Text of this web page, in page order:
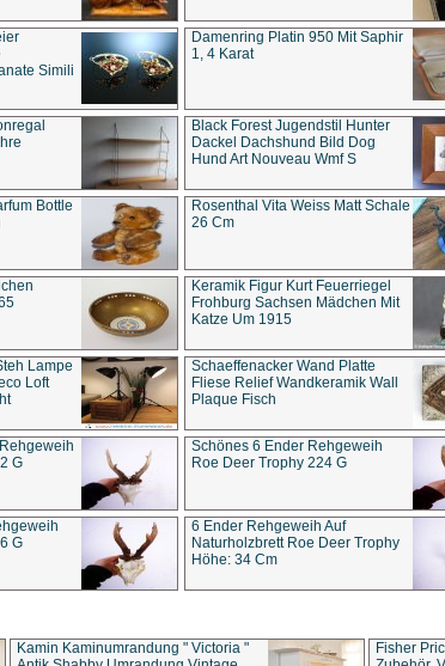
Simili
Damenring Platin 950 Mit Saphir
1, 4 Karat
Black Forest Jugendstil Hunter
Dackel Dachshund Bild Dog
Hund Art Nouveau Wmf S
Bottle
Rosenthal Vita Weiss Matt Schale
26 Cm
Keramik Figur Kurt Feuerriegel
Frohburg Sachsen Mädchen Mit
Katze Um 1915
Lampe
Loft
Schaeffenacker Wand Platte
Fliese Relief Wandkeramik Wall
Plaque Fisch
G
Schönes 6 Ender Rehgeweih
Roe Deer Trophy 224 G
G
6 Ender Rehgeweih Auf
Naturholzbrett Roe Deer Trophy
Höhe: 34 Cm
Kamin Kaminumrandung " Victoria "
Fisher